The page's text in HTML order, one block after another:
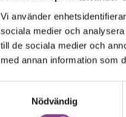
Vi använder
sociala medier och
till de sociala medier och
med annan information som
Nödvändig